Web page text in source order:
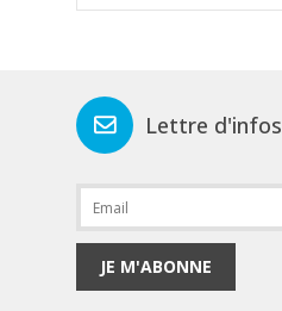
Lettre d'infos
JE M'ABONNE